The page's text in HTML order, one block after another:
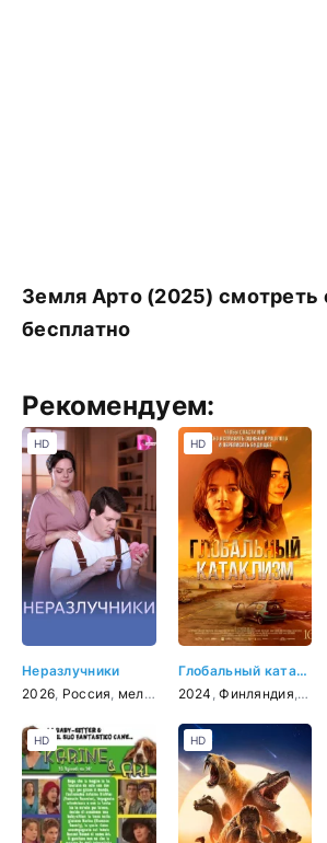
Земля Арто (2025) смотреть
бесплатно
Рекомендуем:
Неразлучники
2026 Россия мелодрама
HD
Глобальный катаклизм
2024 ,Финляндия
HD
HD HD